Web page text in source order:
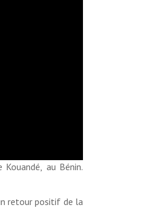
au Bénin.
retour positif de la